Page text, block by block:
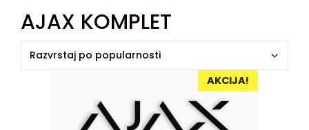
AJAX KOMPLET
AKCIJA!